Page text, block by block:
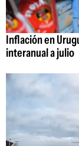
Inflación en
interanual a julio